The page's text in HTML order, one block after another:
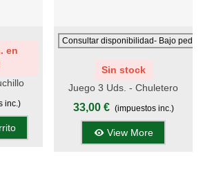
en
inc.)
Consultar disponibilidad- Bajo
Sin stock
Juego 3 Uds. - Chuletero
Vasco TITANIO NEGRO 12
Cm - Mango Phenolkraft
33,00 € (impuestos inc.)
View More